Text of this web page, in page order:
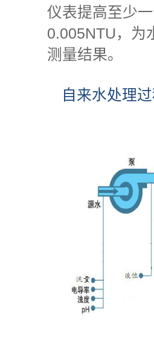
仪表提高至少
0.005NTU，为
测量结果。
自来水处理